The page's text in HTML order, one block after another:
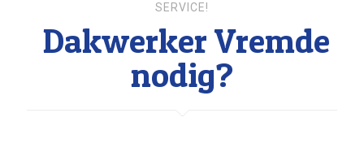
SERVICE!
Dakwerker Vremde
nodig?